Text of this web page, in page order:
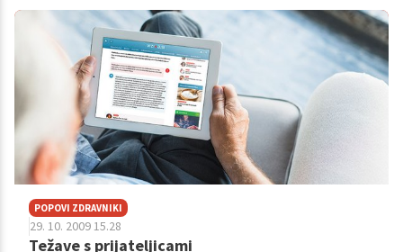
bokih. Stv...
POPOVI ZDRAVNIKI
29. 10. 2009 15.28
Težave s prijateljicami